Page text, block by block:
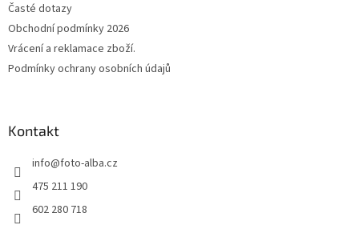
Časté dotazy
Obchodní podmínky 2026
Vrácení a reklamace zboží.
Podmínky ochrany osobních údajů
Kontakt
info@foto-alba.cz
475 211 190
602 280 718